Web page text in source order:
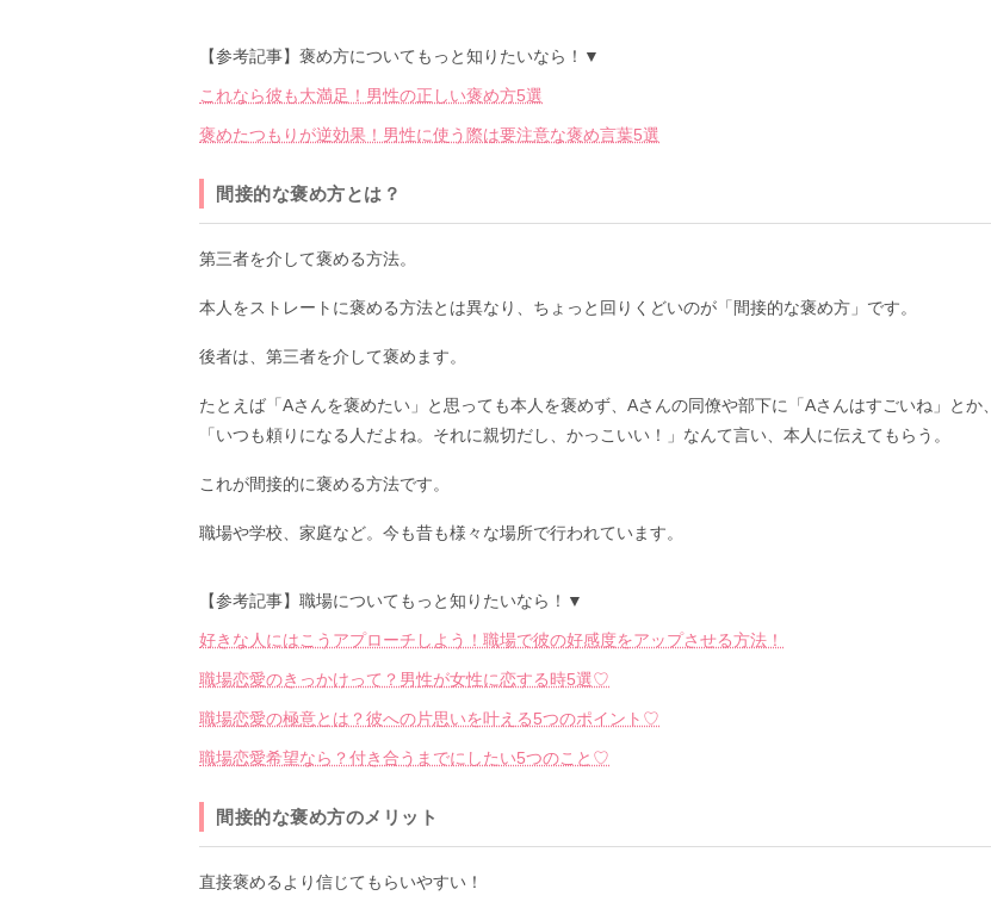
【参考記事】褒め方についてもっと知りたいなら！▼
これなら彼も大満足！男性の正しい褒め方5選
褒めたつもりが逆効果！男性に使う際は要注意な褒め言葉5選
間接的な褒め方とは？
第三者を介して褒める方法。
本人をストレートに褒める方法とは異なり、ちょっと回りくどいのが「間接的な褒め方」です。
後者は、第三者を介して褒めます。
たとえば「Aさんを褒めたい」と思っても本人を褒めず、Aさんの同僚や部下に「Aさんはすごいね」とか、
「いつも頼りになる人だよね。それに親切だし、かっこいい！」なんて言い、本人に伝えてもらう。
これが間接的に褒める方法です。
職場や学校、家庭など。今も昔も様々な場所で行われています。
【参考記事】職場についてもっと知りたいなら！▼
好きな人にはこうアプローチしよう！職場で彼の好感度をアップさせる方法！
職場恋愛のきっかけって？男性が女性に恋する時5選♡
職場恋愛の極意とは？彼への片思いを叶える5つのポイント♡
職場恋愛希望なら？付き合うまでにしたい5つのこと♡
間接的な褒め方のメリット
直接褒めるより信じてもらいやすい！